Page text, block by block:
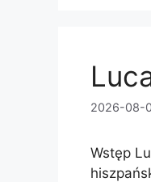
2026-08-
Wstęp